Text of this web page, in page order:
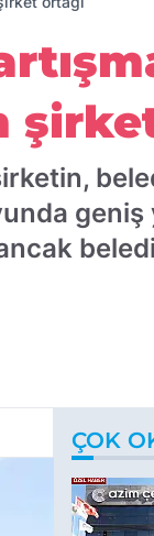
geniş
ÇOK